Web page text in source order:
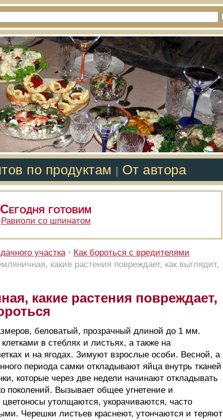
по продуктам От автора
Сегодня готовим
Равиоли со шпинатом
участка • Как бороться с вредителями
какие растения повреждает, как выглядит,
какие растения повреждает,
беловатый, прозрачный длиной до 1 мм.
в стеблях и листьях, а также на
и на ягодах. Зимуют взрослые особи. Весной, а
периода самки откладывают яйца внутрь тканей
которые через две недели начинают откладывать
поколений. Вызывает общее угнетение и
утолщаются, укорачиваются, часто
Черешки листьев краснеют, утончаются и теряют